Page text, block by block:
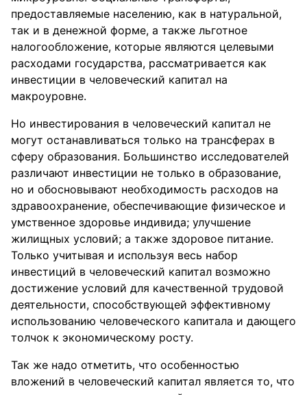
предоставляемые населению, как в натуральной,
так и в денежной форме, а также льготное
налогообложение, которые являются целевыми
расходами государства, рассматривается как
инвестиции в человеческий капитал на
макроуровне.
Но инвестирования в человеческий капитал не
могут останавливаться только на трансферах в
сферу образования. Большинство исследователей
различают инвестиции не только в образование,
но и обосновывают необходимость расходов на
здравоохранение, обеспечивающие физическое и
умственное здоровье индивида; улучшение
жилищных условий; а также здоровое питание.
Только учитывая и используя весь набор
инвестиций в человеческий капитал возможно
достижение условий для качественной трудовой
деятельности, способствующей эффективному
использованию человеческого капитала и дающего
толчок к экономическому росту.
Так же надо отметить, что особенностью
вложений в человеческий капитал является то, что